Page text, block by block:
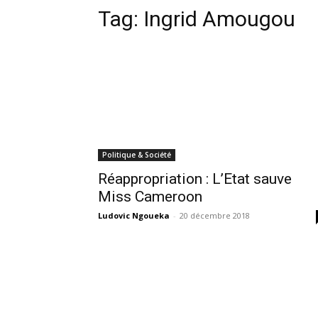
Tag: Ingrid Amougou
Politique & Société
Réappropriation : L’Etat sauve
Miss Cameroon
Ludovic Ngoueka - 20 décembre 2018